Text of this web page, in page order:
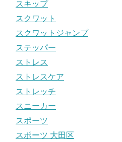
スキップ
スクワット
スクワットジャンプ
ステッパー
ストレス
ストレスケア
ストレッチ
スニーカー
スポーツ
スポーツ 大田区